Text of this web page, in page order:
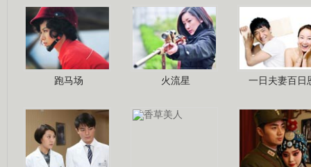
跑马场 火流星 一日夫妻百日